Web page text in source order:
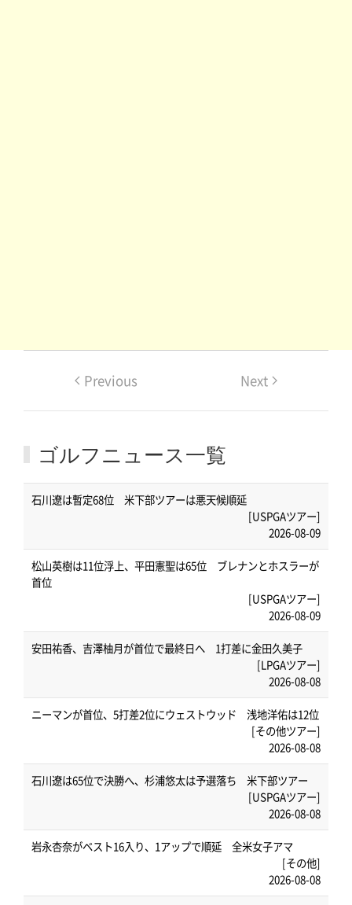
Previous Next
ゴルフニュース一覧
石川遼は暫定68位 米下部ツアーは悪天候順延
[USPGAツアー]
2026-08-09
松山英樹は11位浮上、平田憲聖は65位 ブレナンとホスラーが
首位
[USPGAツアー]
2026-08-09
安田祐香、吉澤柚月が首位で最終日へ 1打差に金田久美子
[LPGAツアー]
2026-08-08
ニーマンが首位、5打差2位にウェストウッド 浅地洋佑は12位
[その他ツアー]
2026-08-08
石川遼は65位で決勝へ、杉浦悠太は予選落ち 米下部ツアー
[USPGAツアー]
2026-08-08
岩永杏奈がベスト16入り、1アップで順延 全米女子アマ
[その他]
2026-08-08